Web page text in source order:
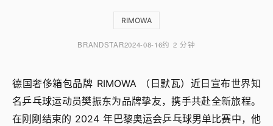
RIMOWA
BRANDSTAR2024-08-16约 2 分钟
德国奢侈箱包品牌 RIMOWA （日默瓦）近日宣布世界知
名乒乓球运动员樊振东为品牌挚友，携手共赴全新旅程。
在刚刚结束的 2024 年巴黎奥运会乒乓球男单比赛中，他